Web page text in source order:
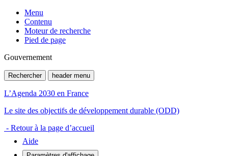
Menu
Contenu
Moteur de recherche
Pied de page
Gouvernement
Rechercher header menu
L’Agenda 2030 en France
Le site des objectifs de développement durable (ODD)
- Retour à la page d’accueil
Aide